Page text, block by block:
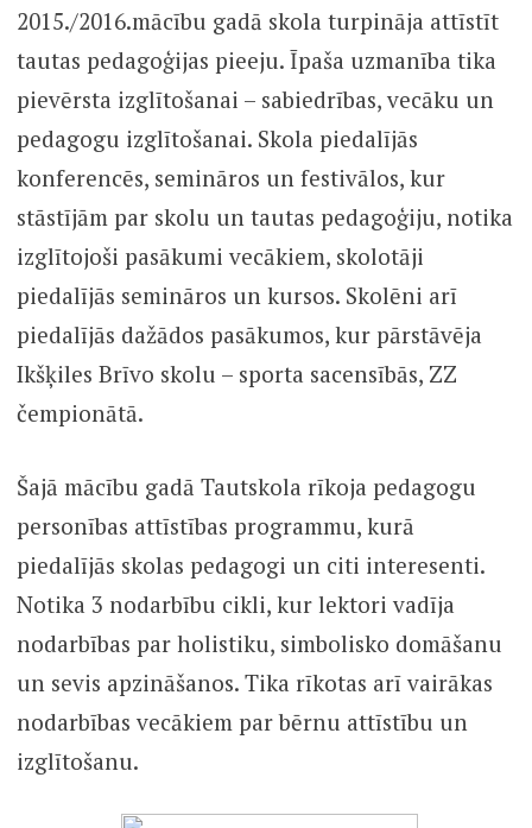
2015./2016.mācību gadā skola turpināja attīstīt
tautas pedagoģijas pieeju. Īpaša uzmanība tika
pievērsta izglītošanai – sabiedrības, vecāku un
pedagogu izglītošanai. Skola piedalījās
konferencēs, semināros un festivālos, kur
stāstījām par skolu un tautas pedagoģiju, notika
izglītojoši pasākumi vecākiem, skolotāji
piedalījās semināros un kursos. Skolēni arī
piedalījās dažādos pasākumos, kur pārstāvēja
Ikšķiles Brīvo skolu – sporta sacensībās, ZZ
čempionātā.
Šajā mācību gadā Tautskola rīkoja pedagogu
personības attīstības programmu, kurā
piedalījās skolas pedagogi un citi interesenti.
Notika 3 nodarbību cikli, kur lektori vadīja
nodarbības par holistiku, simbolisko domāšanu
un sevis apzināšanos. Tika rīkotas arī vairākas
nodarbības vecākiem par bērnu attīstību un
izglītošanu.